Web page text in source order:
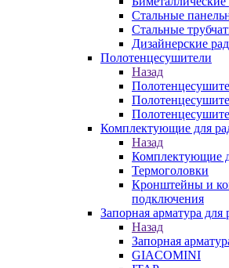
Стальные
Стальные
Дизайнерские
Полотенцесушители
Назад
Комплектующие для
Назад
Комплектующие
Термоголовки
Кронштейны и
подключения
Запорная арматура для
Назад
Запорная
GIACOMINI